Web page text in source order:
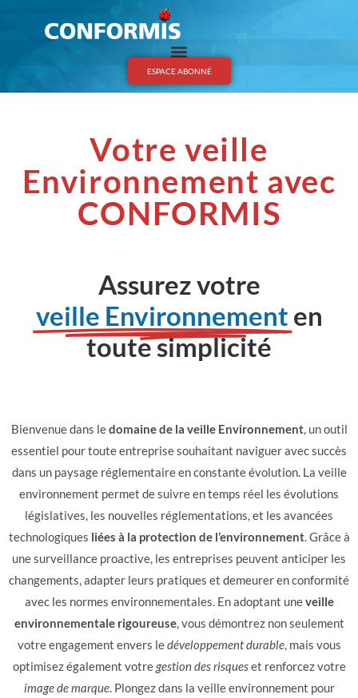
ESPACE ABONNÉ
Votre veille
Environnement avec
CONFORMIS
Assurez votre
veille Environnement en
toute simplicité
Bienvenue dans ledomaine de la veille Environnement, un outil
essentiel pour toute entreprise souhaitant naviguer avec succès
dans un paysage réglementaire en constante évolution. La veille
environnement permet de suivre en temps réel les évolutions
législatives, les nouvelles réglementations, et les avancées
technologiques liées à la protection de l’environnement. Grâce à
une surveillance proactive, les entreprises peuvent anticiper les
changements, adapter leurs pratiques et demeurer en conformité
avec les normes environnementales. En adoptant uneveille
environnementale rigoureuse, vous démontrez non seulement
votre engagement envers ledéveloppement durable, mais vous
optimisez également votregestion des risqueset renforcez votre
image de marque. Plongez dans la veille environnement pour